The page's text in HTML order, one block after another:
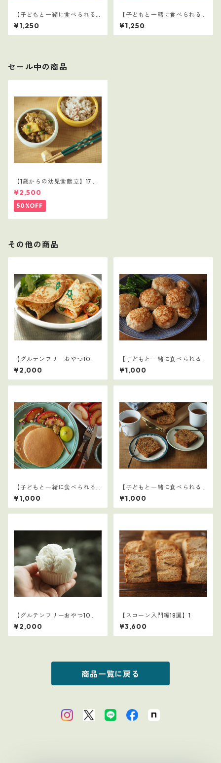
【子どもと一緒に食べられる
ごはん】27
¥1,250
【子どもと一緒に食べられる
ごはん】26
¥1,250
セール中の商品
【1歳からの幼児食献立】17レ
シピつき
¥2,500
50%OFF
その他の商品
【グルテンフリーおやつ10
選】4
¥2,000
【子どもと一緒に食べられる
ごはん】1
¥1,000
【子どもと一緒に食べられる
ごはん】11
¥1,000
【子どもと一緒に食べられる
ごはん】9
¥1,000
【グルテンフリーおやつ10
選】1
¥2,000
【スコーン入門編18選】1
¥3,600
商品一覧に戻る